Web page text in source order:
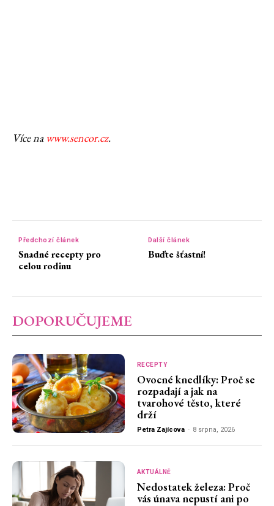
Více na www.sencor.cz.
Předchozí článek
Snadné recepty pro
celou rodinu
Další článek
Buďte šťastní!
DOPORUČUJEME
RECEPTY
Ovocné knedlíky: Proč se
rozpadají a jak na
tvarohové těsto, které
drží
Petra Zajícova - 8 srpna, 2026
AKTUÁLNĚ
Nedostatek železa: Proč
vás únava nepustí ani po